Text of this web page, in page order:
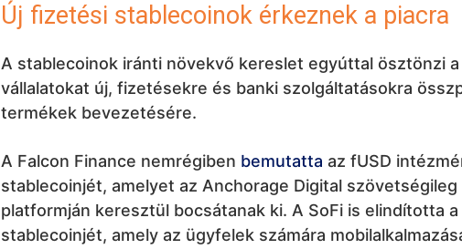
Új fizetési stablecoinok érkeznek a piacra
A stablecoinok iránti növekvő kereslet egyúttal ösztönzi
vállalatokat új, fizetésekre és banki szolgáltatásokra
termékek bevezetésére.
A Falcon Finance nemrégiben bemutatta az fUSD
stablecoinjét, amelyet az Anchorage Digital
platformján keresztül bocsátanak ki. A SoFi is elindította a
stablecoinjét, amely az ügyfelek számára